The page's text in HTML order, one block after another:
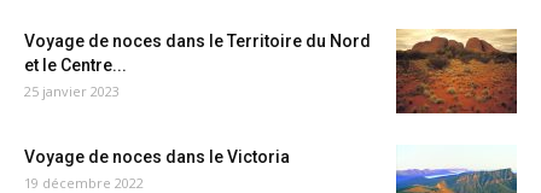
Voyage de noces dans le Territoire du Nord
et le Centre...
25 janvier 2023
Voyage de noces dans le Victoria
19 décembre 2022